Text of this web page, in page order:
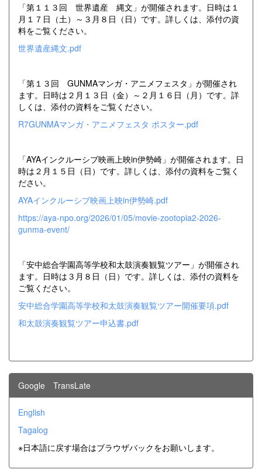
「第１１３回 世界遺産 縄文」が開催されます。日時は１
月１７日（土）～３月８日（日）です。詳しくは、添付の資
料をご覧ください。
世界遺産縄文.pdf
「第１３回 GUNMAマンガ・アニメフェスタ」が開催され
ます。日時は２月１３日（金）～２月１６日（月）です。詳
しくは、添付の資料をご覧ください。
R7GUNMAマンガ・アニメフェスタ ポスター.pdf
「AYAインクルーシブ映画上映in伊勢崎」が開催されます。日
時は２月１５日（日）です。詳しくは、添付の資料をご覧く
ださい。
AYAインクルーシブ映画上映in伊勢崎.pdf
https://aya-npo.org/2026/01/05/movie-zootopia2-2026-
gunma-event/
「安中総合学園高等学校和太鼓演奏観覧ツアー」が開催され
ます。日時は３月８日（日）です。詳しくは、添付の資料を
ご覧ください。
安中総合学園高等学校和太鼓演奏観覧ツアー開催要項.pdf
和太鼓演奏観覧ツアー申込書.pdf
Google TransLate
English
Tagalog
※日本語に戻す場合はブラウザバックをお願いします。